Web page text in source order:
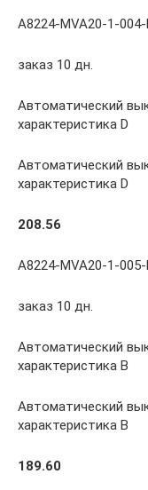
A8224-MVA20-1-004-
заказ 10 дн.
Автоматический
характеристика D
Автоматический
характеристика D
208.56
A8224-MVA20-1-005-
заказ 10 дн.
Автоматический
характеристика В
Автоматический
характеристика В
189.60